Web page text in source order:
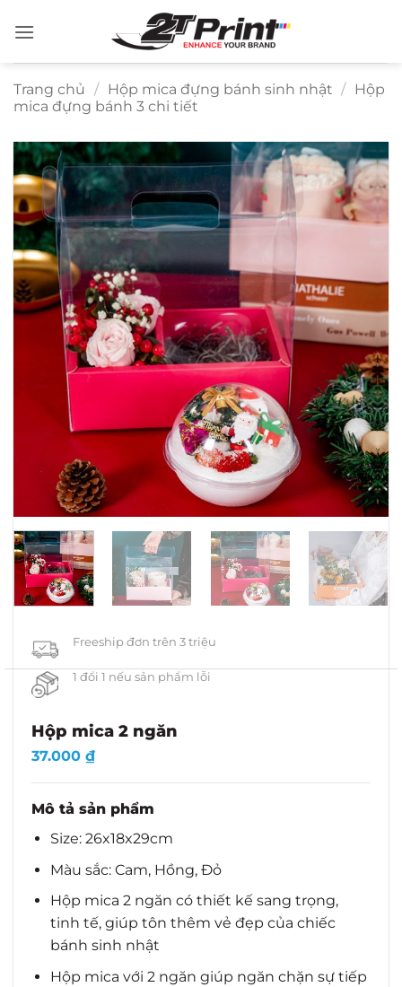
qua
Trang chủ / Hộp mica đựng bánh sinh nhật / Hộp
mica đựng bánh 3 chi tiết
Freeship đơn trên 3 triệu
1 đổi 1 nếu sản phẩm lỗi
Hộp mica 2 ngăn
37.000 ₫
Mô tả sản phẩm
Size: 26x18x29cm
Màu sắc: Cam, Hồng, Đỏ
Hộp mica 2 ngăn có thiết kế sang trọng,
tinh tế, giúp tôn thêm vẻ đẹp của chiếc
bánh sinh nhật
Hộp mica với 2 ngăn giúp ngăn chặn sự tiếp